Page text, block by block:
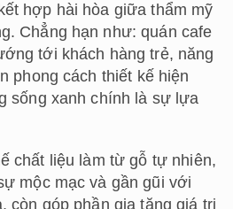
hợp hài hòa giữa thẩm mỹ
Chẳng hạn như: quán cafe
tới khách hàng trẻ, năng
phong cách thiết kế hiện
sống xanh chính là sự lựa
chất liệu làm từ gỗ tự nhiên,
mộc mạc và gần gũi với
còn góp phần gia tăng giá trị